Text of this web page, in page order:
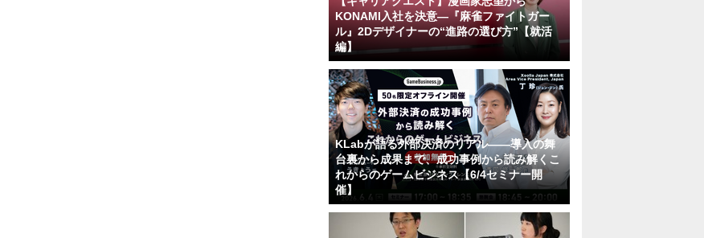
KONAMI入社を決意―『麻雀ファイトガー
ル』2Dデザイナーの“進路の選び方”【就活
編】
KLabが語る外部決済のリアル――導入の舞
台裏から成果まで、成功事例から読み解くこ
れからのゲームビジネス【6/4セミナー開
催】